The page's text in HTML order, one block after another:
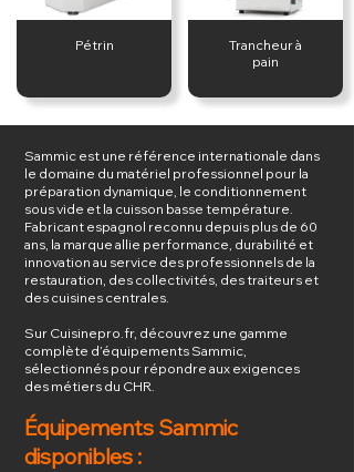
Pétrin
Trancheur à
pain
Sammic est une référence internationale dans
le domaine du matériel professionnel pour la
préparation dynamique, le conditionnement
sous vide et la cuisson basse température.
Fabricant espagnol reconnu depuis plus de 60
ans, la marque allie performance, durabilité et
innovation au service des professionnels de la
restauration, des collectivités, des traiteurs et
des cuisines centrales.
Sur Cuisinepro.fr, découvrez une gamme
complète d’équipements Sammic,
sélectionnés pour répondre aux exigences
des métiers du CHR.
Équipements Sammic
disponibles :